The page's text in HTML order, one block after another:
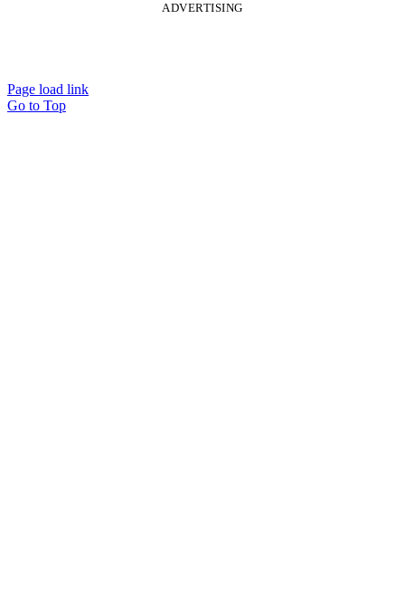
ADVERTISING
Page load link
Go to Top